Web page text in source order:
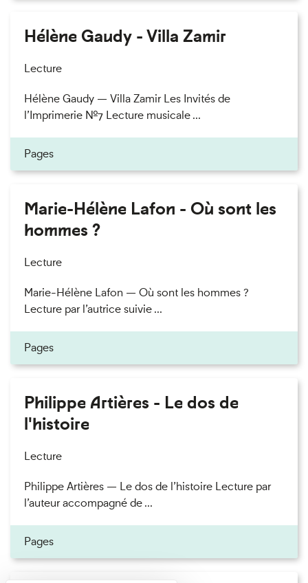
Hélène Gaudy - Villa Zamir
Lecture
Hélène Gaudy — Villa Zamir Les Invités de
l’Imprimerie n°7 Lecture musicale ...
Pages
Marie-Hélène Lafon - Où sont les
hommes ?
Lecture
Marie-Hélène Lafon — Où sont les hommes ?
Lecture par l’autrice suivie ...
Pages
Philippe Artières - Le dos de
l'histoire
Lecture
Philippe Artières — Le dos de l’histoire Lecture par
l’auteur accompagné de ...
Pages